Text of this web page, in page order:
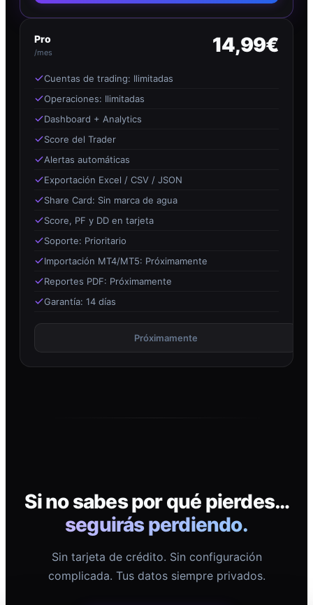
Pro
/mes 14,99€
Cuentas de trading: Ilimitadas
Operaciones: Ilimitadas
Dashboard + Analytics
Score del Trader
Alertas automáticas
Exportación Excel / CSV / JSON
Share Card: Sin marca de agua
Score, PF y DD en tarjeta
Soporte: Prioritario
Importación MT4/MT5: Próximamente
Reportes PDF: Próximamente
Garantía: 14 días
Próximamente
Si no sabes por qué pierdes…
seguirás perdiendo.
Sin tarjeta de crédito. Sin configuración
complicada. Tus datos siempre privados.